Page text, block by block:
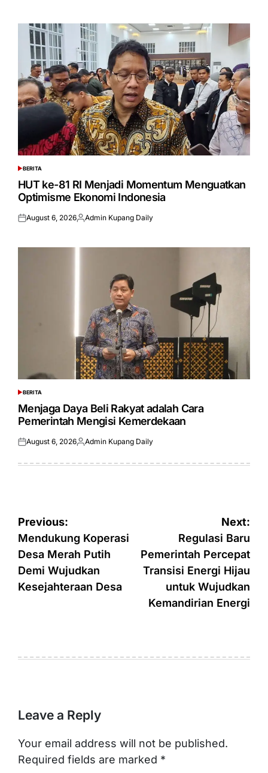
POSTED
IN
BERITA
HUT ke-81 RI Menjadi Momentum Menguatkan
Optimisme Ekonomi Indonesia
Posted
August 6, 2026Posted
Admin Kupang Daily
POSTED
IN
BERITA
Menjaga Daya Beli Rakyat adalah Cara
Pemerintah Mengisi Kemerdekaan
Posted
August 6, 2026Posted
Admin Kupang Daily
Post
navigation
Previous:
Mendukung Koperasi
Desa Merah Putih
Demi Wujudkan
Kesejahteraan Desa
Next:
Regulasi Baru
Pemerintah Percepat
Transisi Energi Hijau
untuk Wujudkan
Kemandirian Energi
Leave a Reply
Your email address will not be published.
Required fields are marked *